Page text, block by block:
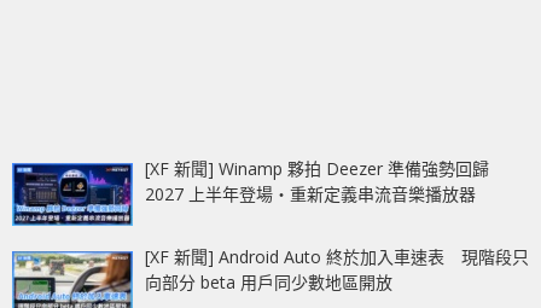
[XF 新聞] Winamp 夥拍 Deezer 準備強勢回歸
2027 上半年登場‧重新定義串流音樂播放器
[XF 新聞] Android Auto 終於加入車速表 現階段只
向部分 beta 用戶同少數地區開放